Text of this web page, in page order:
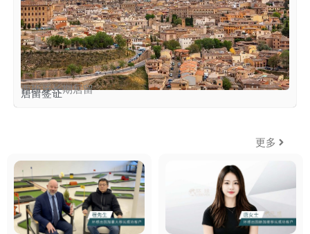
西班牙长期居留
居留签证
环球客户说
更多